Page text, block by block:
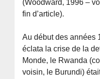
(Woodward, 1996 –
fin d’article).
Au début des années
éclata la crise de la
Monde, le Rwanda
voisin, le Burundi)